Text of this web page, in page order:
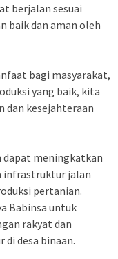
berjalan sesuai
baik dan aman oleh
bagi masyarakat,
yang baik, kita
dan kesejahteraan
dapat meningkatkan
infrastruktur jalan
pertanian.
Babinsa untuk
rakyat dan
desa binaan.